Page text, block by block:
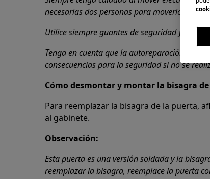
necesarias dos personas para moverlos.
Utilice siempre guantes de seguridad y
Tenga en cuenta que la autoreparación o la
consecuencias para la seguridad si no se
Cómo desmontar y montar la bisagra
Para reemplazar la bisagra de la puerta,
al gabinete.
Observación:
Esta puerta es una versión soldada y la
reemplazar la bisagra, reemplace la puerta